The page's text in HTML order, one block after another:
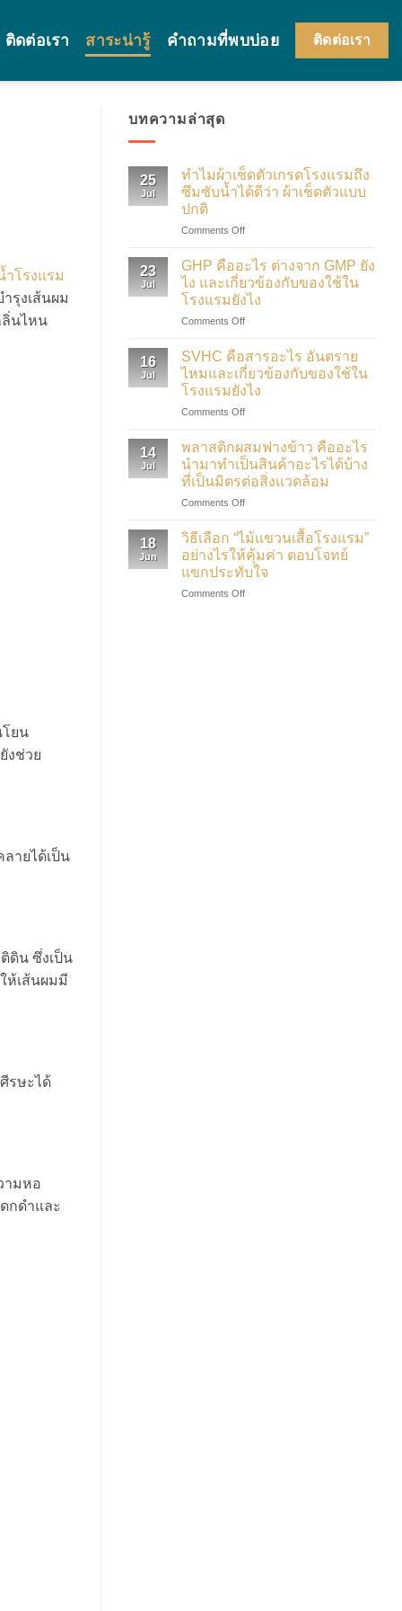
ติดต่อเรา สาระน่ารู้ คำถามที่พบบ่อย ติดต่อเรา
โรงแรม
รุงเส้นผม
ลิ่นไหน
ยน
งช่วย
ายได้เป็น
ดิน ซึ่งเป็น
ห้เส้นผมมี
รษะได้
ามหอ
กดำและ
บทความล่าสุด
25
Jul
ทำไมผ้าเช็ดตัวเกรดโรงแรมถึง
ซึมซับน้ำได้ดีว่า ผ้าเช็ดตัวแบบ
ปกติ
Comments Offon
ผ้าเช็ดตัว
เกรด
โรงแรม
ถึง
ซึมซับ
ได้
ดี
ว่า
ผ้าเช็ดตัว
แบบ
23
Jul
GHP คืออะไร ต่างจาก GMP ยัง
ไง และเกี่ยวข้องกับของใช้ใน
โรงแรมยังไง
Comments Offon
คือ
อะไร
ต่าง
จาก
GMP
ไง
และ
เกี่ยวข้อง
กับ
ของใช้
โรงแรม
ยัง
ไง
16
Jul
SVHC คือสารอะไร อันตราย
ไหมและเกี่ยวข้องกับของใช้ใน
โรงแรมยังไง
Comments Offon
คือ
สาร
อะไร
อันตราย
ไหม
เกี่ยวข้อง
กับ
ของใช้
ใน
โรงแรม
14
Jul
พลาสติกผสมฟางข้าว คืออะไร
นำมาทำเป็นสินค้าอะไรได้บ้าง
ที่เป็นมิตรต่อสิ่งแวดล้อม
Comments Offon
ผสม
ฟาง
ข้าว
คือ
อะไร
18
Jun
วิธีเลือก “ไม้แขวนเสื้อโรงแรม”
อย่างไรให้คุ้มค่า ตอบโจทย์
แขกประทับใจ
Comments Offon